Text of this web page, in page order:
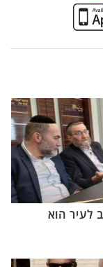
לעיר הוא